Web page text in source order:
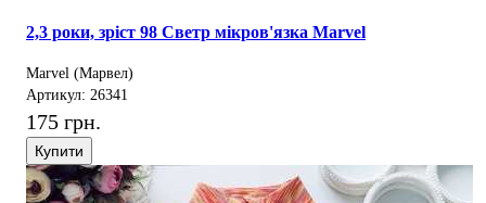
2,3 роки, зріст 98 Светр мікров'язка Marvel
Marvel (Марвел)
Артикул: 26341
175 грн.
Купити